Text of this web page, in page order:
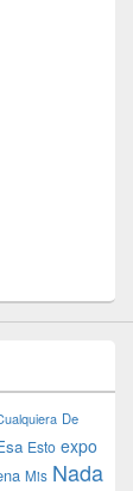
De
Esto expo
Mis Nada